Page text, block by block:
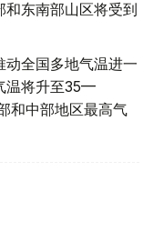
东南部山区将受到
全国多地气温进一
温将升至35—
中部地区最高气